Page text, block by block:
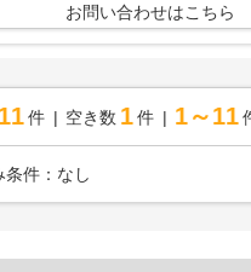
お問い合わせはこちら
11件 空き数 1 件 1～11
件： なし